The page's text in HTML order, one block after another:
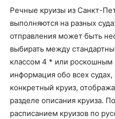
Речные круизы из Санкт-
выполняются на разных
отправления может быть
выбирать между
классом 4 * или роскошным
информация обо всех
конкретный круиз,
разделе описания круиза.
расписанием круизов по